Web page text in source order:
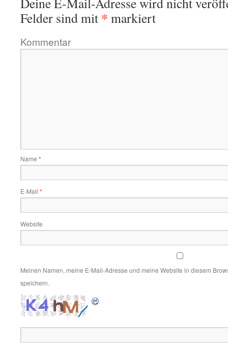
Felder sind mit * markiert
Kommentar
Name *
E-Mail *
Website
Meinen Namen, meine E-Mail-Adresse und meine Website in diesem
speichern.